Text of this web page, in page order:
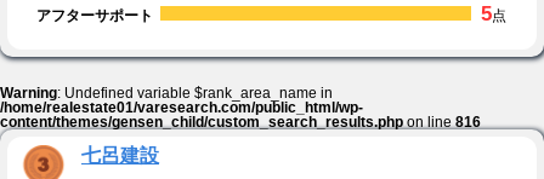
アフターサポート
5点
Warning: Undefined variable $rank_area_name in
/home/realestate01/varesearch.com/public_html/wp-
content/themes/gensen_child/custom_search_results.php on line 816
七呂建設